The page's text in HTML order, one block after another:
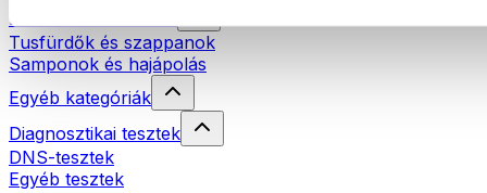
Natúrkozmetikumok
Tusfürdők és szappanok
Samponok és hajápolás
Egyéb kategóriák
Diagnosztikai tesztek
DNS-tesztek
Egyéb tesztek